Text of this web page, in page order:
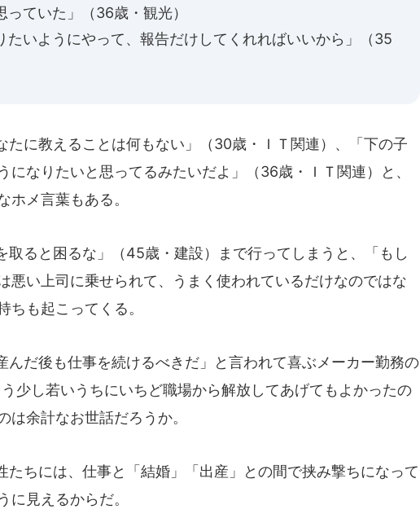
っていた」（36歳・観光）
たいようにやって、報告だけしてくれればいいから」（35
たに教えることは何もない」（30歳・ＩＴ関連）、「下の子
になりたいと思ってるみたいだよ」（36歳・ＩＴ関連）と、
ホメ言葉もある。
ると困るな」（45歳・建設）まで行ってしまうと、「もし
悪い上司に乗せられて、うまく使われているだけなのではな
ちも起こってくる。
だ後も仕事を続けるべきだ」と言われて喜ぶメーカー勤務の
少し若いうちにいちど職場から解放してあげてもよかったの
は余計なお世話だろうか。
ちには、仕事と「結婚」「出産」との間で挟み撃ちになって
に見えるからだ。